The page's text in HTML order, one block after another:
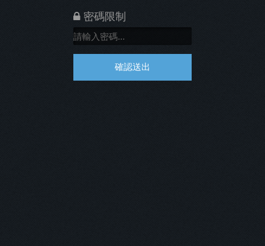
密碼限制
確認送出